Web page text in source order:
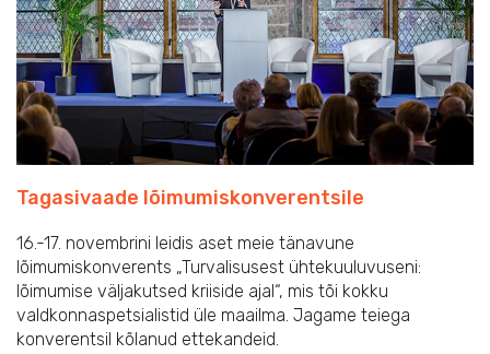
Tagasivaade lõimumiskonverentsile
16.-17. novembrini leidis aset meie tänavune
lõimumiskonverents „Turvalisusest ühtekuuluvuseni:
lõimumise väljakutsed kriiside ajal“, mis tõi kokku
valdkonnaspetsialistid üle maailma. Jagame teiega
konverentsil kõlanud ettekandeid.